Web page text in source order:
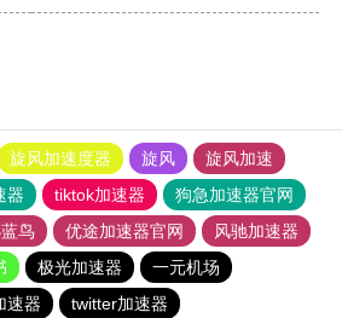
旋风加速度器 旋风
旋风加速
器 tiktok加速器
狗急加速器官网
鸟 优途加速器官网
风驰加速器
极光加速器
一元机场
速器 twitter加速器